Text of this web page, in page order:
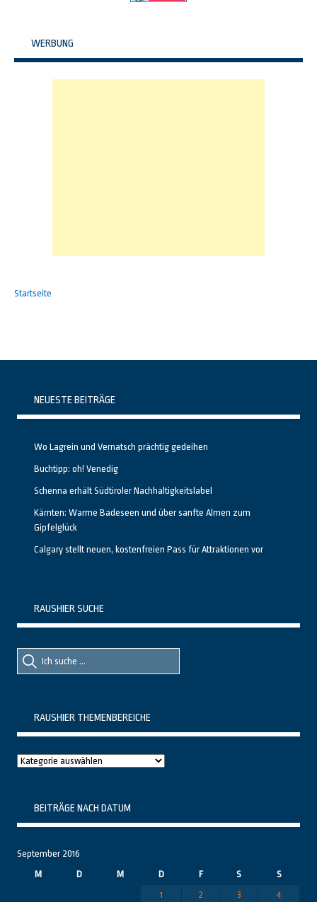
WERBUNG
Startseite
NEUESTE BEITRÄGE
Wo Lagrein und Vernatsch prächtig gedeihen
Buchtipp: oh! Venedig
Schenna erhält Südtiroler Nachhaltigkeitslabel
Kärnten: Warme Badeseen und über sanfte Almen zum
Gipfelglück
Calgary stellt neuen, kostenfreien Pass für Attraktionen vor
RAUSHIER SUCHE
Suche
nach::
Suche
nach:
RAUSHIER THEMENBEREICHE
Raushier
BEITRÄGE NACH DATUM
September 2016
M
D M D F S
S
1
2 3
4